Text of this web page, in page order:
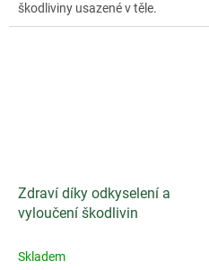
škodliviny usazené v těle.
Zdraví díky odkyselení a
vyloučení škodlivin
Skladem